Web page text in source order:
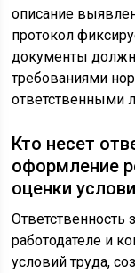
описание
протокол
документы
требованиями
ответственными
Кто несет
оформление
оценки
Ответственность
работодателе и
условий труда,